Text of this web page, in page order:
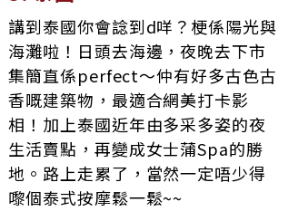
講到泰國你會諗到d咩？梗係陽光與
海灘啦！日頭去海邊，夜晚去下市
集簡直係perfect～仲有好多古色古
香嘅建築物，最適合網美打卡影
相！加上泰國近年由多采多姿的夜
生活賣點，再變成女士蒲Spa的勝
地。路上走累了，當然一定唔少得
嚟個泰式按摩鬆一鬆~~